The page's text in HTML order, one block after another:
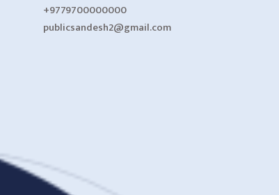
+9779700000000
publicsandesh2@gmail.com